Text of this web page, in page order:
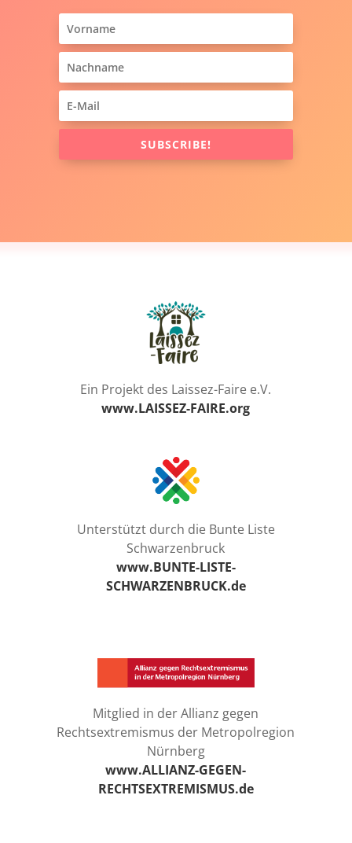
SUBSCRIBE!
Ein Projekt des Laissez-Faire e.V.
www.LAISSEZ-FAIRE.org
Unterstützt durch die Bunte Liste
Schwarzenbruck
www.BUNTE-LISTE-
SCHWARZENBRUCK.de
Mitglied in der Allianz gegen
Rechtsextremismus der Metropolregion
Nürnberg
www.ALLIANZ-GEGEN-
RECHTSEXTREMISMUS.de